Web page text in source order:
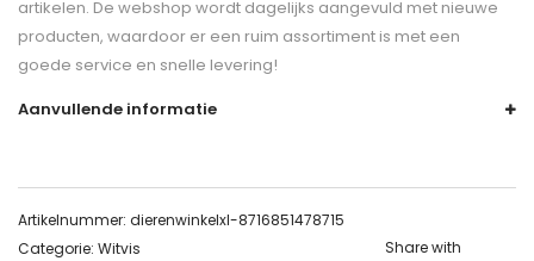
artikelen. De webshop wordt dagelijks aangevuld met nieuwe
producten, waardoor er een ruim assortiment is met een
goede service en snelle levering!
Aanvullende informatie
Artikelnummer: dierenwinkelxl-8716851478715
Categorie: Witvis Share with